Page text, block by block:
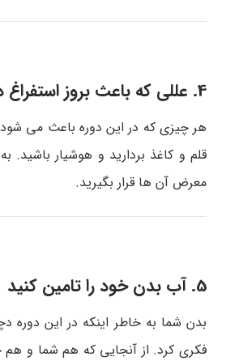
4. عللی که باعث بروز استفراغ در شما می شوند را پیدا کنید
هر چیزی که در این دوره باعث می شود
قلم و کاغذ بردارید و هوشیار
معرض آن ها قرار بگیرید.
5. آب بدن خود را تامین کنید
بدن شما به خاطر اینکه در این دوره